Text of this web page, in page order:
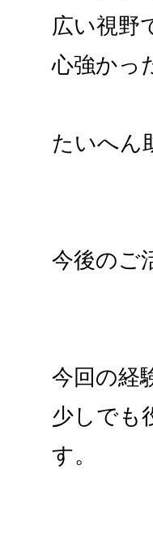
広い視野
心強かっ
たいへん
今後のご
今回の経
少しでも
す。